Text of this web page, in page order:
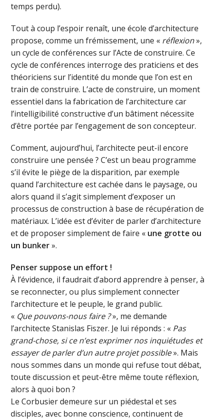
temps perdu).
Tout à coup l’espoir renaît, une école d’architecture
propose, comme un frémissement, une « réflexion»,
un cycle de conférences sur l’Acte de construire. Ce
cycle de conférences interroge des praticiens et des
théoriciens sur l’identité du monde que l’on est en
train de construire. L’acte de construire, un moment
essentiel dans la fabrication de l’architecture car
l’intelligibilité constructive d’un bâtiment nécessite
d’être portée par l’engagement de son concepteur.
Comment, aujourd’hui, l’architecte peut-il encore
construire une pensée ? C’est un beau programme
s’il évite le piège de la disparition, par exemple
quand l’architecture est cachée dans le paysage, ou
alors quand il s’agit simplement d’exposer un
processus de construction à base de récupération de
matériaux. L’idée est d’éviter de parler d’architecture
et de proposer simplement de faire « une grotte ou
un bunker».
Penser suppose un effort !
À l’évidence, il faudrait d’abord apprendre à penser, à
se reconnecter, ou plus simplement connecter
l’architecture et le peuple, le grand public.
« Que pouvons-nous faire ?», me demande
l’architecte Stanislas Fiszer. Je lui réponds : « Pas
grand-chose, si ce n’est exprimer nos inquiétudes et
essayer de parler d’un autre projet possible». Mais
nous sommes dans un monde qui refuse tout débat,
toute discussion et peut-être même toute réflexion,
alors à quoi bon ?
Le Corbusier demeure sur un piédestal et ses
disciples, avec bonne conscience, continuent de